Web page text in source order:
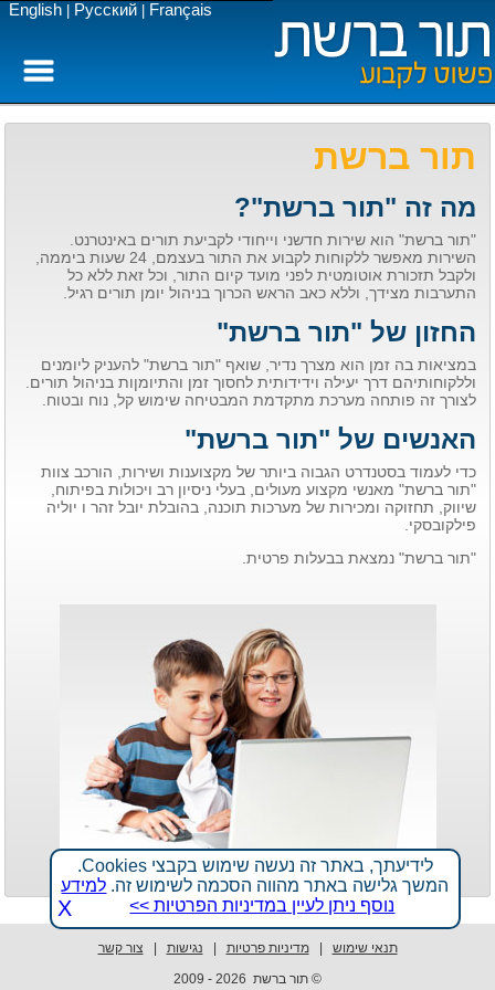
English Русский Français
תור ברשת
מה זה "תור ברשת"?
"תור ברשת" הוא שירות חדשני וייחודי לקביעת תורים באינטרנט.
השירות מאפשר ללקוחות לקבוע את התור בעצמם, 24 שעות ביממה,
ולקבל תזכורת אוטומטית לפני מועד קיום התור, וכל זאת ללא כל
התערבות מצידך, וללא כאב הראש הכרוך בניהול יומן תורים רגיל.
החזון של "תור ברשת"
במציאות בה זמן הוא מצרך נדיר, שואף "תור ברשת" להעניק ליומנים
וללקוחותיהם דרך יעילה וידידותית לחסוך זמן והתיומןות בניהול תורים.
לצורך זה פותחה מערכת מתקדמת המבטיחה שימוש קל, נוח ובטוח.
האנשים של "תור ברשת"
כדי לעמוד בסטנדרט הגבוה ביותר של מקצוענות ושירות, הורכב צוות
"תור ברשת" מאנשי מקצוע מעולים, בעלי ניסיון רב ויכולות בפיתוח,
שיווק, תחזוקה ומכירות של מערכות תוכנה, בהובלת יובל זהר ו יוליה
פילקובסקי.
"תור ברשת" נמצאת בבעלות פרטית.
תנאי שימוש |מדיניות פרטיות נגישות
צור קשר
© תור ברשת 2009 - 2026
המשך גלישה באתר מהווה הסכמה לשימוש זה. למידע
נוסף ניתן לעיין במדיניות הפרטיות >>
X